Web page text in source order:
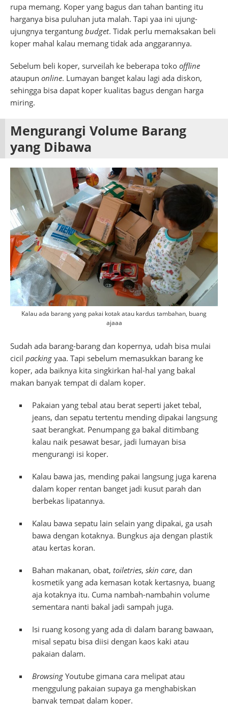
rupa memang. Koper yang bagus dan tahan banting itu
harganya bisa puluhan juta malah. Tapi yaa ini ujung-
ujungnya tergantung budget. Tidak perlu memaksakan beli
koper mahal kalau memang tidak ada anggarannya.
Sebelum beli koper, surveilah ke beberapa toko offline
ataupun online. Lumayan banget kalau lagi ada diskon,
sehingga bisa dapat koper kualitas bagus dengan harga
miring.
Mengurangi Volume Barang
yang Dibawa
Kalau ada barang yang pakai kotak atau kardus tambahan, buang
ajaaa
Sudah ada barang-barang dan kopernya, udah bisa mulai
cicil packing yaa. Tapi sebelum memasukkan barang ke
koper, ada baiknya kita singkirkan hal-hal yang bakal
makan banyak tempat di dalam koper.
Pakaian yang tebal atau berat seperti jaket tebal,
jeans, dan sepatu tertentu mending dipakai langsung
saat berangkat. Penumpang ga bakal ditimbang
kalau naik pesawat besar, jadi lumayan bisa
mengurangi isi koper.
Kalau bawa jas, mending pakai langsung juga karena
dalam koper rentan banget jadi kusut parah dan
berbekas lipatannya.
Kalau bawa sepatu lain selain yang dipakai, ga usah
bawa dengan kotaknya. Bungkus aja dengan plastik
atau kertas koran.
Bahan makanan, obat, toiletries, skin care, dan
kosmetik yang ada kemasan kotak kertasnya, buang
aja kotaknya itu. Cuma nambah-nambahin volume
sementara nanti bakal jadi sampah juga.
Isi ruang kosong yang ada di dalam barang bawaan,
misal sepatu bisa diisi dengan kaos kaki atau
pakaian dalam.
Browsing Youtube gimana cara melipat atau
menggulung pakaian supaya ga menghabiskan
banyak tempat dalam koper.